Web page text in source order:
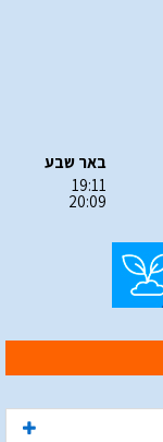
באר שבע
19:11
20:09